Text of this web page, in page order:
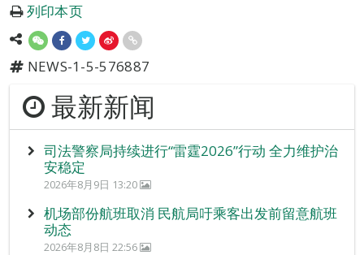
列印本页
NEWS-1-5-576887
最新新闻
司法警察局持续进行“雷霆2026”行动 全力维护治
安稳定
2026年8月9日 13:20
机场部份航班取消 民航局吁乘客出发前留意航班
动态
2026年8月8日 22:56